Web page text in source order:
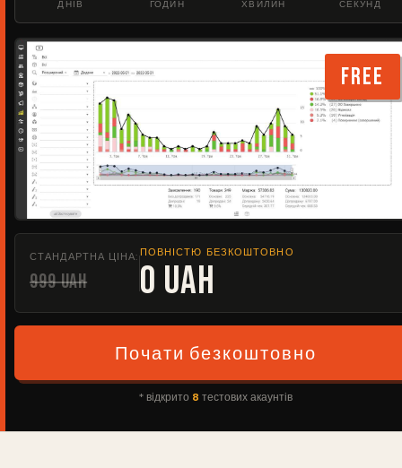
ДНІВ ГОДИН ХВИЛИН СЕКУНД
FREE
СТАНДАРТНА ЦІНА:
999 UAH
ПОВНІСТЮ БЕЗКОШТОВНО
0 UAH
Почати безкоштовно
* відкрито 8 тестових акаунтів